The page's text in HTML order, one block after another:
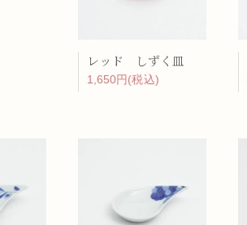
レッド しずく皿
1,650円(税込)